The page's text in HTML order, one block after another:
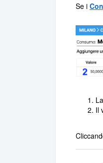
Se i
Il